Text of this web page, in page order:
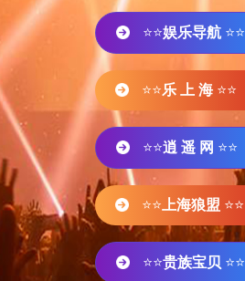
⭐⭐娱乐导航 ⭐⭐
⭐⭐乐 上 海 ⭐⭐
⭐⭐逍 遥 网 ⭐⭐
⭐⭐ 上海狼盟 ⭐⭐
⭐⭐贵族宝贝 ⭐⭐